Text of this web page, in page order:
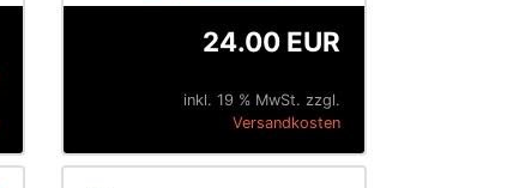
24.00 EUR
inkl. 19 % MwSt. zzgl.
Versandkosten